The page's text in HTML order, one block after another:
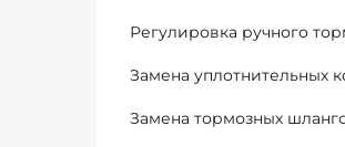
Регулировка ручного
Замена уплотнительных
Замена тормозных